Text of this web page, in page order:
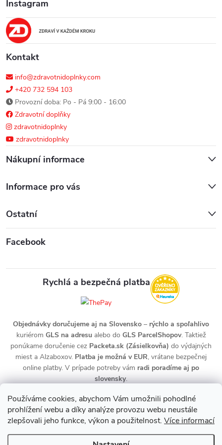
Používáme cookies, abychom Vám umožnili pohodlné
prohlížení webu a díky analýze provozu webu neustále
zlepšovali jeho funkce, výkon a použitelnost. Více informací
tInstagram
Kontakt
info@zdravotnidoplnky.com
+420 732 594 103
Provozní doba: Po - Pá 9:00 - 16:00
Zdravotní doplňky
zdravotnidoplnky
zdravotnidoplnky
Nákupní informace
Informace pro vás
Ostatní
Facebook
Rychlá a bezpečná platba
Objednávky doručujeme aj na Slovensko – rýchlo a spoľahlivo
kuriérom GLS na adresualebo do GLS ParcelShopov. Taktiež
ponúkame doručenie cez Packeta.sk (Zásielkovňa) do výdajných
miest a Alzaboxov. Platba je možná v EUR, vrátane bezpečnej
online platby. V prípade potreby vám radi poradíme aj po
slovensky.